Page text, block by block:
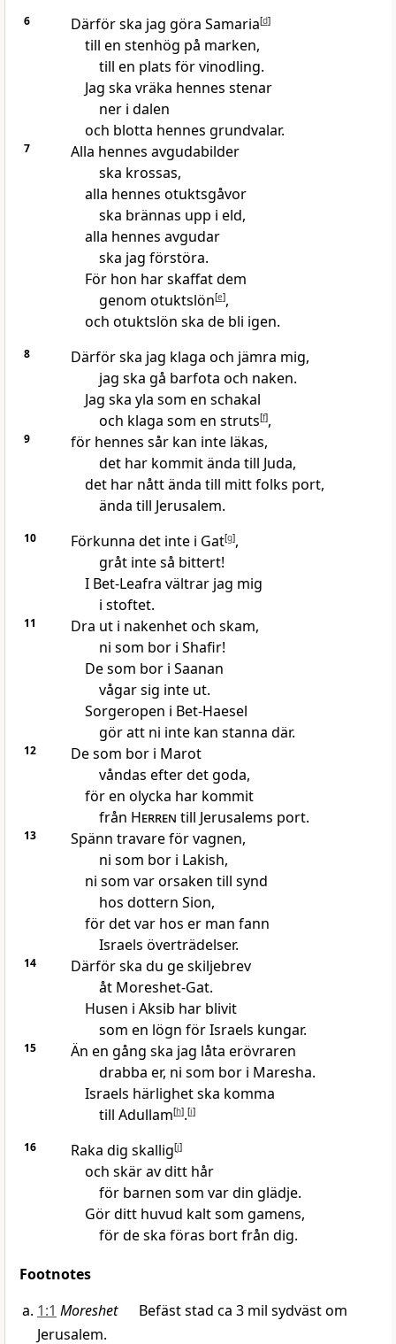
6 Därför ska jag göra Samaria[d]
till en stenhög på marken,
till en plats för vinodling.
Jag ska vräka hennes stenar
ner i dalen
och blotta hennes grundvalar.
7
Alla hennes avgudabilder
ska krossas,
alla hennes otuktsgåvor
ska brännas upp i eld,
alla hennes avgudar
ska jag förstöra.
För hon har skaffat dem
genom otuktslön[e],
och otuktslön ska de bli igen.
8
Därför ska jag klaga och jämra mig,
jag ska gå barfota och naken.
Jag ska yla som en schakal
och klaga som en struts[f],
9
för hennes sår kan inte läkas,
det har kommit ända till Juda,
det har nått ända till mitt folks port,
ända till Jerusalem.
10 Förkunna det inte i Gat[g],
gråt inte så bittert!
I Bet-Leafra vältrar jag mig
i stoftet.
11
Dra ut i nakenhet och skam,
ni som bor i Shafir!
De som bor i Saanan
vågar sig inte ut.
Sorgeropen i Bet-Haesel
gör att ni inte kan stanna där.
12
De som bor i Marot
våndas efter det goda,
för en olycka har kommit
från Herren till Jerusalems port.
13
Spänn travare för vagnen,
ni som bor i Lakish,
ni som var orsaken till synd
hos dottern Sion,
för det var hos er man fann
Israels överträdelser.
14
Därför ska du ge skiljebrev
åt Moreshet-Gat.
Husen i Aksib har blivit
som en lögn för Israels kungar.
15
Än en gång ska jag låta erövraren
drabba er, ni som bor i Maresha.
Israels härlighet ska komma
till Adullam[h].[i]
16 Raka dig skallig[j]
och skär av ditt hår
för barnen som var din glädje.
Gör ditt huvud kalt som gamens,
för de ska föras bort från dig.
Footnotes
1:1 MoreshetBefäst stad ca 3 mil sydväst om
Jerusalem.